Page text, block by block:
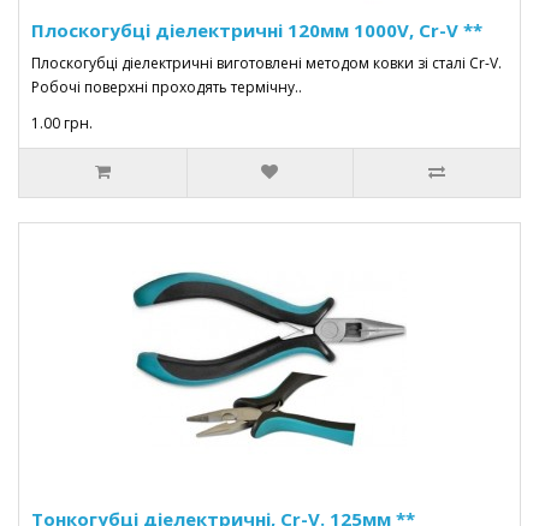
Плоскогубці діелектричні 120мм 1000V, Cr-V **
Плоскогубці діелектричні виготовлені методом ковки зі сталі Cr-V.
Робочі поверхні проходять термічну..
1.00 грн.
Тонкогубці діелектричні, Cr-V. 125мм **